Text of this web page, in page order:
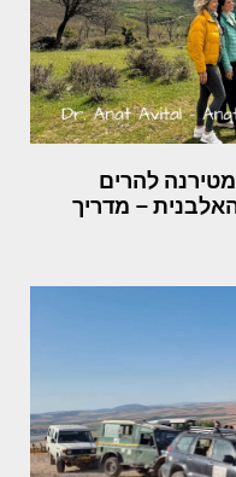
להרים
– מדריך